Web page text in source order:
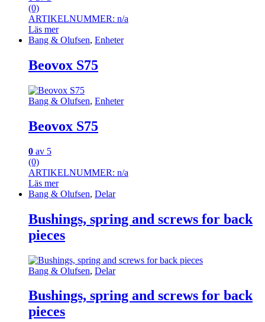
(0)
ARTIKELNUMMER: n/a
Läs mer
Bang & Olufsen, Enheter
Beovox S75
Bang & Olufsen, Enheter
Beovox S75
0 av 5
(0)
ARTIKELNUMMER: n/a
Läs mer
Bang & Olufsen, Delar
Bushings, spring and screws for back
pieces
Bang & Olufsen, Delar
Bushings, spring and screws for back
pieces